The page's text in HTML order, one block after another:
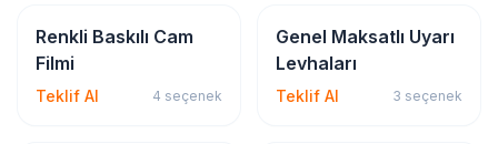
Sticker & Etiket
Renkli Baskılı Cam
Filmi
Teklif Al 4 seçenek
İSG & Levha
Genel Maksatlı Uyarı
Levhaları
Teklif Al 3 seçenek